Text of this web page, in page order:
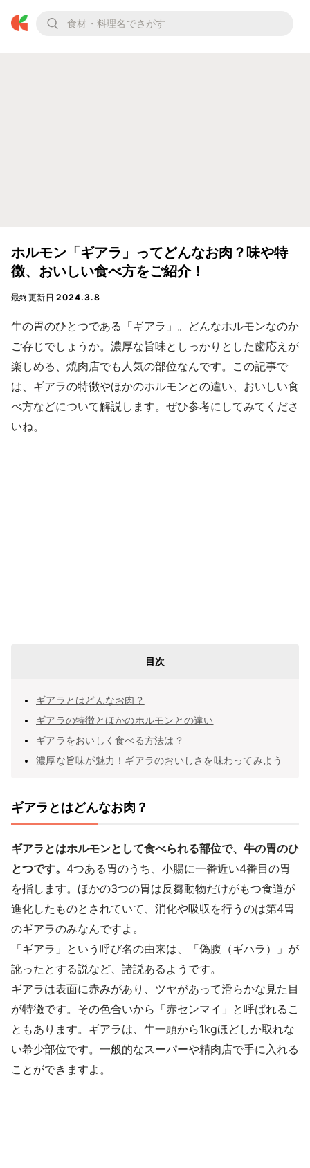
ホルモン「ギアラ」ってどんなお肉？味や特
徴、おいしい食べ方をご紹介！
最終更新日2024.3.8
牛の胃のひとつである「ギアラ」。どんなホルモンなのか
ご存じでしょうか。濃厚な旨味としっかりとした歯応えが
楽しめる、焼肉店でも人気の部位なんです。この記事で
は、ギアラの特徴やほかのホルモンとの違い、おいしい食
べ方などについて解説します。ぜひ参考にしてみてくださ
いね。
目次
ギアラとはどんなお肉？
ギアラの特徴とほかのホルモンとの違い
ギアラをおいしく食べる方法は？
濃厚な旨味が魅力！ギアラのおいしさを味わってみよう
ギアラとはどんなお肉？
ギアラとはホルモンとして食べられる部位で、牛の胃のひ
とつです。 4つある胃のうち、小腸に一番近い4番目の胃
を指します。ほかの3つの胃は反芻動物だけがもつ食道が
進化したものとされていて、消化や吸収を行うのは第4胃
のギアラのみなんですよ。
「ギアラ」という呼び名の由来は、「偽腹（ギハラ）」が
訛ったとする説など、諸説あるようです。
ギアラは表面に赤みがあり、ツヤがあって滑らかな見た目
が特徴です。その色合いから「赤センマイ」と呼ばれるこ
ともあります。ギアラは、牛一頭から1kgほどしか取れな
い希少部位です。一般的なスーパーや精肉店で手に入れる
ことができますよ。